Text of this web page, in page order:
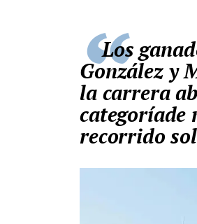
Los ganadores masculino y femenino fueron Óscar
González y
la carrera
categoríade
recorrido